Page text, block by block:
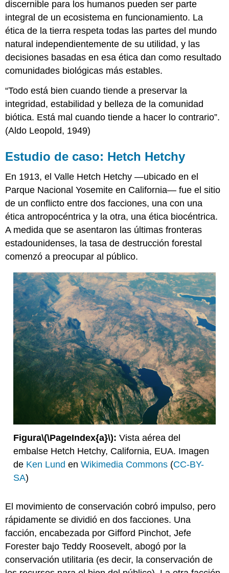
discernible para los humanos pueden ser parte
integral de un ecosistema en funcionamiento. La
ética de la tierra respeta todas las partes del mundo
natural independientemente de su utilidad, y las
decisiones basadas en esa ética dan como resultado
comunidades biológicas más estables.
“Todo está bien cuando tiende a preservar la
integridad, estabilidad y belleza de la comunidad
biótica. Está mal cuando tiende a hacer lo contrario”.
(Aldo Leopold, 1949)
Estudio de caso: Hetch Hetchy
En 1913, el Valle Hetch Hetchy —ubicado en el
Parque Nacional Yosemite en California— fue el sitio
de un conflicto entre dos facciones, una con una
ética antropocéntrica y la otra, una ética biocéntrica.
A medida que se asentaron las últimas fronteras
estadounidenses, la tasa de destrucción forestal
comenzó a preocupar al público.
Figura\(\PageIndex{a}\): Vista aérea del
embalse Hetch Hetchy, California, EUA. Imagen
de Ken Lund en Wikimedia Commons(CC-BY-
SA)
El movimiento de conservación cobró impulso, pero
rápidamente se dividió en dos facciones. Una
facción, encabezada por Gifford Pinchot, Jefe
Forester bajo Teddy Roosevelt, abogó por la
conservación utilitaria (es decir, la conservación de